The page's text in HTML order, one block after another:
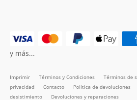
Imprimir Términos y Condiciones Términos de
privacidad
Contacto Política de devoluciones
desistimiento
Devoluciones y reparaciones
y más...